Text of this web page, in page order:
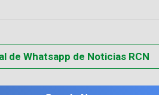
de Whatsapp de Noticias RCN